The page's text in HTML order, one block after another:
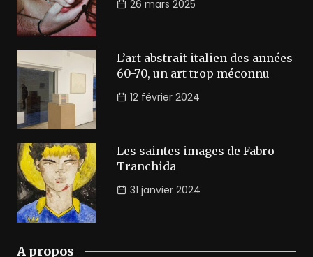
26 mars 2025
L’art abstrait italien des années
60-70, un art trop méconnu
12 février 2024
Les saintes images de Fabro
Tranchida
31 janvier 2024
A propos